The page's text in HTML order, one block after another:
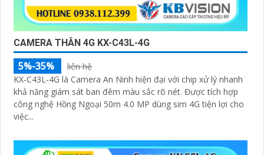
CAMERA THÂN 4G KX-C43L-4G
5%-35%
liên hệ
KX-C43L-4G là Camera An Ninh hiện đại với chip xử lý nhanh
khả năng giám sát ban đêm màu sắc rõ nét. Được tích hợp
công nghệ Hồng Ngoại 50m 4.0 MP dùng sim 4G tiện lợi cho
việc...